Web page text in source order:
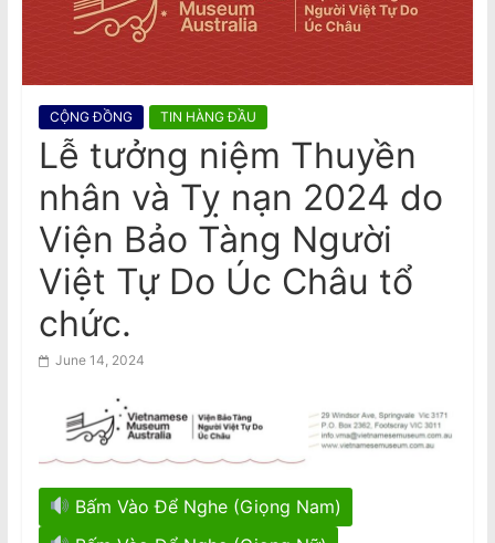
a
s
e
N
w
s
p
r
CỘNG ĐỒNG TIN HÀNG ĐẦU
Lễ tưởng niệm Thuyền
nhân và Tỵ nạn 2024 do
Viện Bảo Tàng Người
Việt Tự Do Úc Châu tổ
chức.
June 14, 2024
Bấm Vào Để Nghe (Giọng Nam)